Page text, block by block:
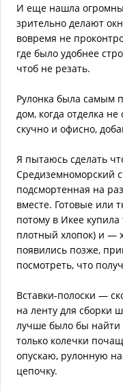
И еще нашла
зрительно делают
вовремя не
где было удобнее
чтоб не резать.
Рулонка была самым
дом, когда отделка
скучно и офисно,
Я пытаюсь сделать
Средиземноморский
подсмортенная на
вместе. Готовые или
потому в Икее
плотный хлопок) и —
появились позже,
посмотреть, что
Вставки-полоски —
на ленту для сборки
лучше было бы
только колечки
опускаю, рулонную
цепочку.